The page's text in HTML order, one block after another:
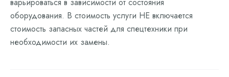
оборудования. В стоимость услуги НЕ включается
стоимость запасных частей для спецтехники при
необходимости их замены.